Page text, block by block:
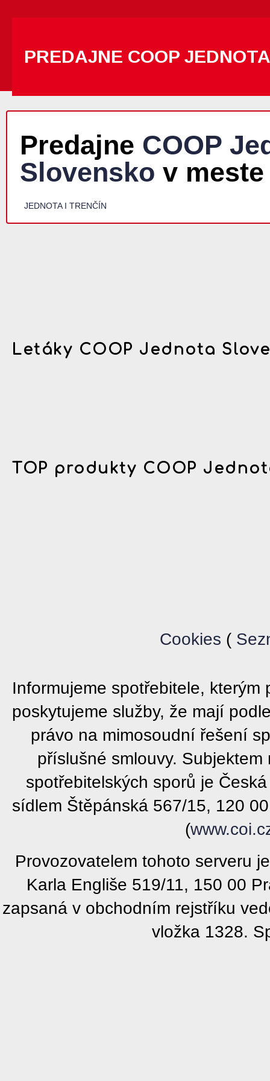
PREDAJNE COOP
Predajne COOP
Slovensko v
JEDNOTA I TRENČÍN
Letáky COOP Jednota
TOP produkty COOP
Cookies (
Informujeme spotřebitele, kterým
poskytujeme služby, že mají
právo na mimosoudní řešení
příslušné smlouvy.
spotřebitelských sporů je
sídlem Štěpánská 567/15, 120
(
Provozovatelem tohoto serveru
Karla Engliše 519/11, 150 00
zapsaná v obchodním rejstříku
vložka 1328.